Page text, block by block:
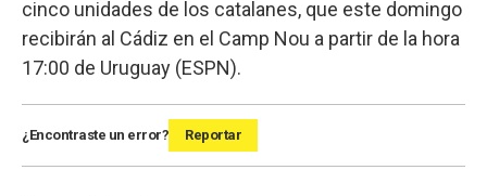
cinco unidades de los catalanes, que este domingo
recibirán al Cádiz en el Camp Nou a partir de la hora
17:00 de Uruguay (ESPN).
¿Encontraste un error? Reportar